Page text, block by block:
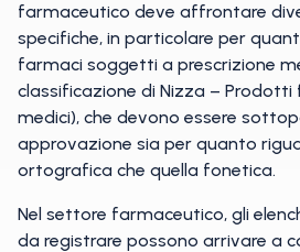
farmaceutico deve affrontare
specifiche, in particolare per
farmaci soggetti a prescrizione
classificazione di Nizza –
medici), che devono essere
approvazione sia per quanto
ortografica che quella fonetica.
Nel settore farmaceutico, gli
da registrare possono arrivare a